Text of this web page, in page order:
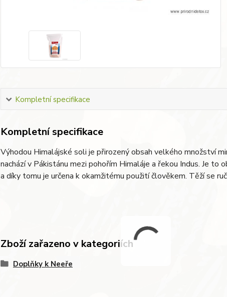
Kompletní specifikace
Kompletní specifikace
Výhodou Himalájské soli je přirozený obsah velkého množství
nachází v Pákistánu mezi pohořím Himaláje a řekou Indus. Je
a díky tomu je určena k okamžitému použití člověkem. Těží se
Zboží zařazeno v kategoriích
Doplňky k Neeře